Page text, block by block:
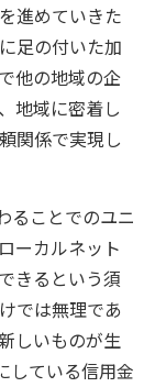
進めていきた
足の付いた加
他の地域の企
地域に密着し
関係で実現し
ることでのユニ
ーカルネット
きるという須
では無理であ
しいものが生
している信用金